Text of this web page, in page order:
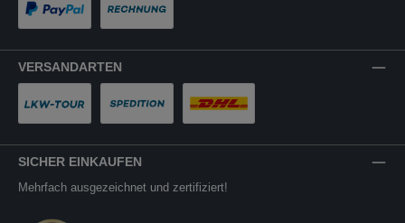
VERSANDARTEN
SICHER EINKAUFEN
Mehrfach ausgezeichnet und zertifiziert!